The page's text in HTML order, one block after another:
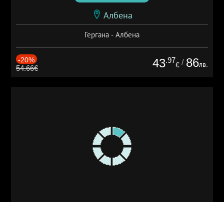
Албена
Гергана - Албена
-20%
54.66€ 43.97
€ / 86лв.